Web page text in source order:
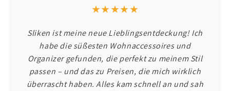
★★★★★
Sliken ist meine neue Lieblingsentdeckung! Ich
habe die süßesten Wohnaccessoires und
Organizer gefunden, die perfekt zu meinem Stil
passen – und das zu Preisen, die mich wirklich
überrascht haben. Alles kam schnell an und sah